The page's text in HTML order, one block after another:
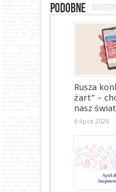
Podobne
Rusza
żart” –
nasz
6 lipca 2026